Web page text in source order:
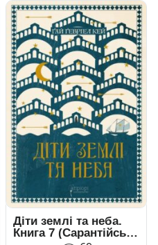
Діти землі та неба.
Книга 7 (Сарантійська